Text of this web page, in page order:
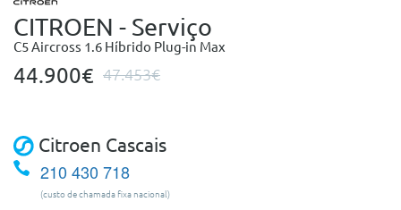
CITROEN - Serviço
C5 Aircross 1.6 Híbrido Plug-in Max
44.900€ 47.453€
Citroen Cascais
210 430 718
(custo de chamada fixa nacional)